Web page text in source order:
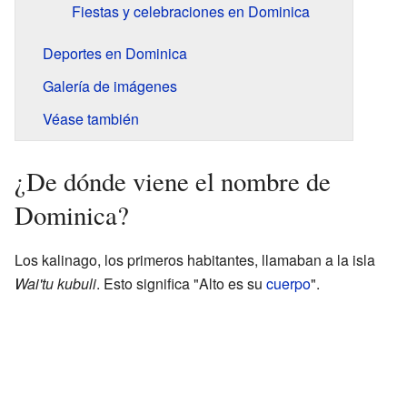
Fiestas y celebraciones en Dominica
Deportes en Dominica
Galería de imágenes
Véase también
¿De dónde viene el nombre de
Dominica?
Los kalinago, los primeros habitantes, llamaban a la isla
Wai'tu kubuli. Esto significa "Alto es su cuerpo".